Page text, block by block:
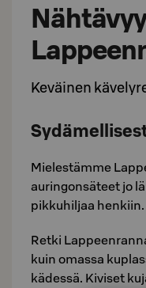
Keväinen
Mielestämme
auringonsäteet jo
pikkuhiljaa henkiin.
Retki
kuin omassa
kädessä. Kiviset